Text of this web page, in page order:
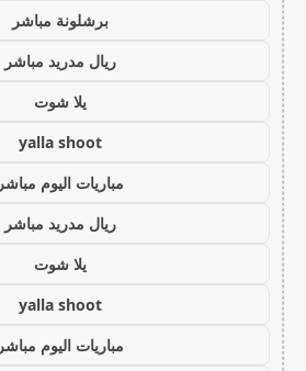
برشلونة مباشر
ريال مدريد مباشر
يلا شوت
yalla shoot
مباريات اليوم مباشر
ريال مدريد مباشر
يلا شوت
yalla shoot
مباريات اليوم مباشر